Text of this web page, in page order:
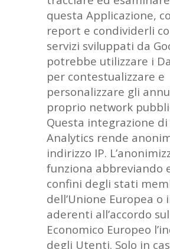
questa Applicazione,
report e condividerli
servizi sviluppati da
potrebbe utilizzare i
per contestualizzare e
personalizzare gli
proprio network
Questa integrazione di
Analytics rende
indirizzo IP.
funziona abbreviando
confini degli stati
dell’Unione Europea o
aderenti all’accordo
Economico Europeo
degli Utenti. Solo in